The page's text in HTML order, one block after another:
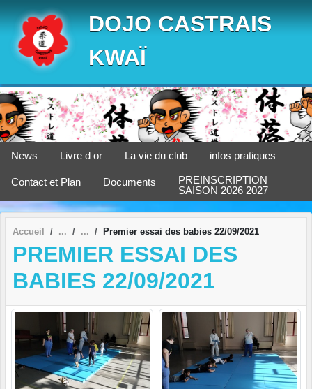
DOJO CASTRAIS
KWAÏ
News Livre d or La vie du club infos pratiques
Contact et Plan Documents
PREINSCRIPTION
SAISON 2026 2027
Accueil Premier essai des babies 22/09/2021
PREMIER ESSAI DES
BABIES 22/09/2021
Panneau de gestion des cookies